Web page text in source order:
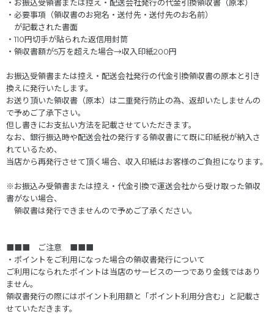
・お振込受領書または控え・配送会社発行の代金引換領収書（原本）
・必要事項（領収書のお宛名・送付先・送付先のお名前）
が記載された書面
・110円切手が貼られた返信用封筒
・領収書額が5万を超えた場合→収入印紙200円
お振込受領書または控え・配送会社発行の代金引換領収書の原本と引き
換えに発行いたします。
お送り頂いた領収書（原本）は二重発行防止の為、返却いたしませんの
で予めご了承下さい。
但し書きにお支払い方法を記載させていただきます。
なお、銀行振込時や配送会社の発行する領収書にて既に印紙税が納入さ
れているため、
当店から再発行させて頂く場合、収入印紙はお客様のご負担になります。
※お振込み受領書または控え・代金引換で運送会社から受け取った領収
書がない場合、
領収書は発行できませんので予めご了承ください。
■■■ ご注意 ■■■
・ポイントをご利用になった場合の領収書発行について
ご利用になられたポイントは当店のサービスの一つであり金銭ではあり
ません。
領収書発行の際にはポイント利用額と「ポイント利用分含む」と記載さ
せていただきます。